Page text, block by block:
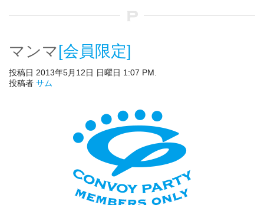
マンマ [会員限定]
投稿日 2013年5月12日 日曜日 1:07 PM.
投稿者 サム